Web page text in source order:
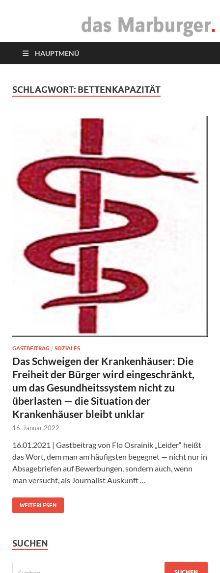
das Marburger.
HAUPTMENÜ
SCHLAGWORT: BETTENKAPAZITÄT
GASTBEITRAG / SOZIALES
Das Schweigen der Krankenhäuser: Die
Freiheit der Bürger wird eingeschränkt,
um das Gesundheitssystem nicht zu
überlasten — die Situation der
Krankenhäuser bleibt unklar
16. Januar 2022
16.01.2021 | Gastbeitrag von Flo Osrainik „Leider“ heißt
das Wort, dem man am häufigsten begegnet — nicht nur in
Absagebriefen auf Bewerbungen, sondern auch, wenn
man versucht, als Journalist Auskunft …
WEITERLESEN
SUCHEN